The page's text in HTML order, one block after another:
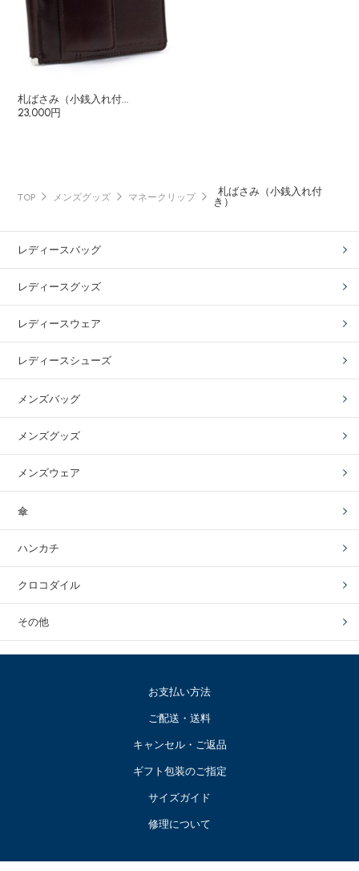
札ばさみ（小銭入れ付...
23,000円
TOP メンズグッズ マネークリップ
札ばさみ（小銭入れ付
き）
レディースバッグ
レディースグッズ
レディースウェア
レディースシューズ
メンズバッグ
メンズグッズ
メンズウェア
傘
ハンカチ
クロコダイル
その他
お支払い方法
ご配送・送料
キャンセル・ご返品
ギフト包装のご指定
サイズガイド
修理について